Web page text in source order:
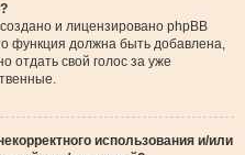
и лицензировано phpBB
функция должна быть добавлена,
отдать свой голос за уже
использования и/или